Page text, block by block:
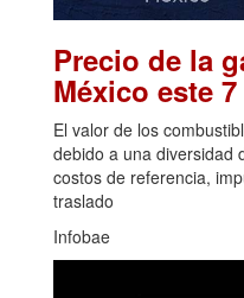
Precio de la
México este
El valor de los
debido a una diversidad
costos de referencia,
traslado
Infobae